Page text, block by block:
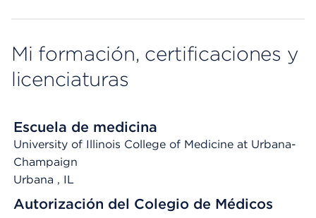
Mi formación, certificaciones y
licenciaturas
Escuela de medicina
University of Illinois College of Medicine at Urbana-
Champaign
Urbana , IL
Autorización del Colegio de Médicos